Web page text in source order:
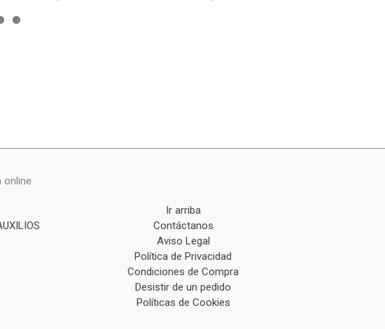
online
Ir arriba
Contáctanos
Aviso Legal
Política de Privacidad
Condiciones de Compra
Desistir de un pedido
Políticas de Cookies